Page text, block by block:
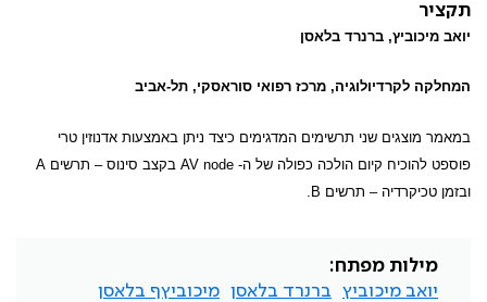
תקציר
יואב מיכוביץ, ברנרד בלאסן
המחלקה לקרדיולוגיה, מרכז רפואי סוראסקי, תל-אביב
במאמר מוצגים שני תרשימים המדגימים כיצד ניתן באמצעות אדנוזין טרי
פוספט להוכיח קיום הולכה כפולה של ה- AV node בקצב סינוס – תרשים A
ובזמן טכיקרדיה – תרשים B
.
מילות מפתח:
יואב מיכוביץ
ברנרד בלאסן מיכוביץף בלאסן